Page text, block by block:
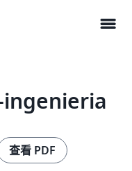
menu
查看 PDF